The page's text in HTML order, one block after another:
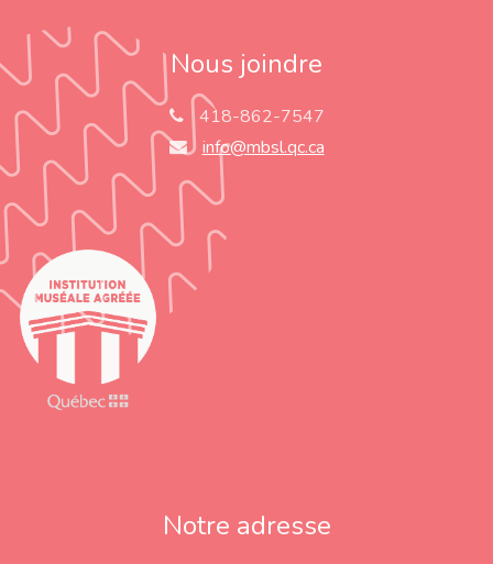
Nous joindre
418-862-7547
info@mbsl.qc.ca
Notre adresse